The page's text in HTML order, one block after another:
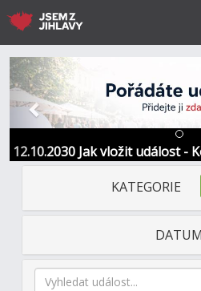
12.10.2030 Jak vložit událost -
Jihlavy
Předchozí
KATEGORIE
DATUM